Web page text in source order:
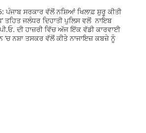
ਪੰਜਾਬ ਸਰਕਾਰ ਵੱਲੋਂ ਨਸ਼ਿਆਂ ਖਿਲਾਫ਼ ਸ਼ੁਰੂ ਕੀਤੀ
ਤਹਿਤ ਜਲੰਧਰ ਦਿਹਾਤੀ ਪੁਲਿਸ ਵਲੋਂ ਨਾਇਬ
ਦੀ ਹਾਜ਼ਰੀ ਵਿੱਚ ਅੱਜ ਇੱਕ ਵੱਡੀ ਕਾਰਵਾਈ
ਨਸ਼ਾ ਤਸਕਰ ਵੱਲੋਂ ਕੀਤੇ ਨਾਜਾਇਜ਼ ਕਬਜ਼ੇ ਨੂੰ